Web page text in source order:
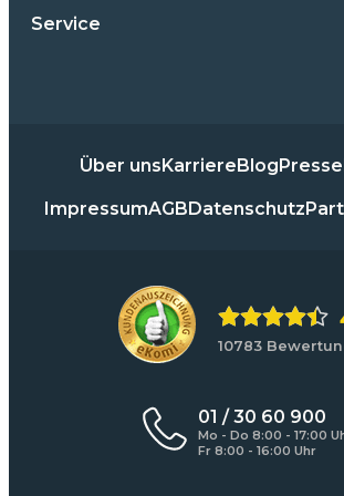
Service
Über unsKarriereBlogPresse
ImpressumAGBDatenschutz
10783
01 / 30 60 900
Mo - Do 8:00 - 17:00
Fr 8:00 - 16:00 Uhr